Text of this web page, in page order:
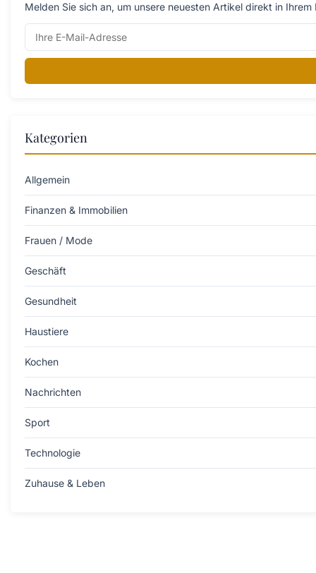
Melden Sie sich an, um unsere neuesten Artikel direkt in
Kategorien
Allgemein
Finanzen & Immobilien
Frauen / Mode
Geschäft
Gesundheit
Haustiere
Kochen
Nachrichten
Sport
Technologie
Zuhause & Leben